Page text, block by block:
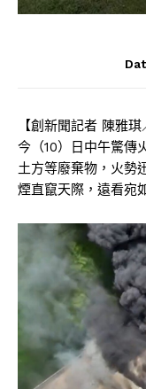
【創新聞記者 陳雅琪
今（10）日中午驚傳
土方等廢棄物，火勢
煙直竄天際，遠看宛